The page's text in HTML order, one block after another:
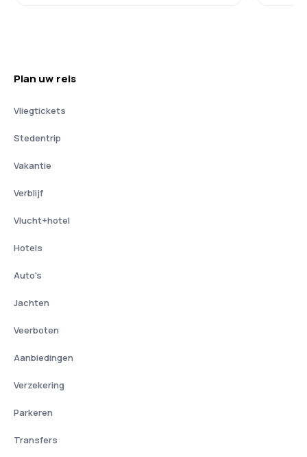
Plan uw reis
Vliegtickets
Stedentrip
Vakantie
Verblijf
Vlucht+hotel
Hotels
Auto's
Jachten
Veerboten
Aanbiedingen
Verzekering
Parkeren
Transfers